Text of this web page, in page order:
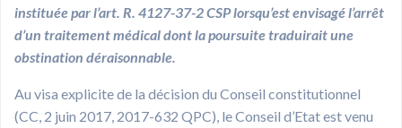
instituée par l’art. R. 4127-37-2 CSP lorsqu’est envisagé l’arrêt
d’un traitement médical dont la poursuite traduirait une
obstination déraisonnable.
Au visa explicite de la décision du Conseil constitutionnel
(CC, 2 juin 2017, 2017-632 QPC), le Conseil d’Etat est venu